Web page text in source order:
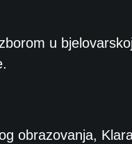
u
obrazovanja,